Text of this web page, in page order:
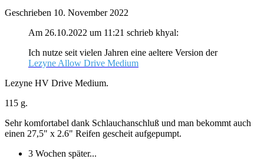
Geschrieben 10. November 2022
Am 26.10.2022 um 11:21 schrieb khyal:
Ich nutze seit vielen Jahren eine aeltere Version der
Lezyne Allow Drive Medium
Lezyne HV Drive Medium.
115 g.
Sehr komfortabel dank Schlauchanschluß und man bekommt auch
einen 27,5" x 2.6" Reifen gescheit aufgepumpt.
3 Wochen später...